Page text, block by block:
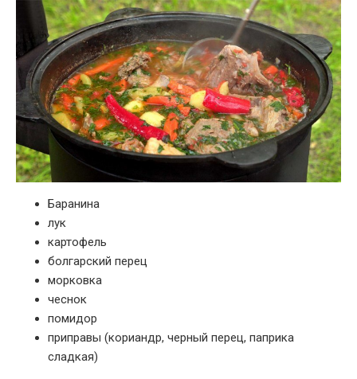
Баранина
лук
картофель
болгарский перец
морковка
чеснок
помидор
приправы (кориандр, черный перец, паприка
сладкая)